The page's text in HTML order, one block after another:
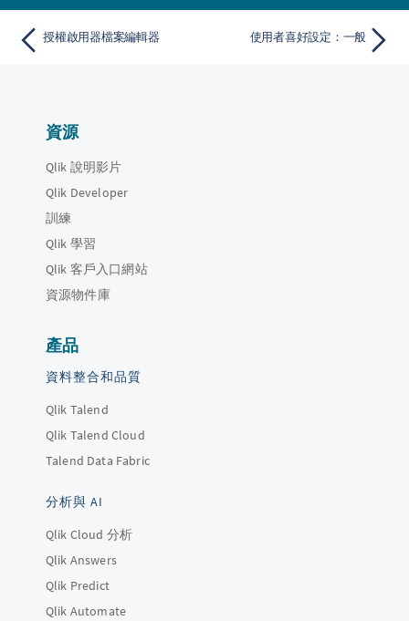
授權啟用器檔案編輯器 使用者喜好設定：一般
資源
Qlik 說明影片
Qlik Developer
訓練
Qlik 學習
Qlik 客戶入口網站
資源物件庫
產品
資料整合和品質
Qlik Talend
Qlik Talend Cloud
Talend Data Fabric
分析與 AI
Qlik Cloud 分析
Qlik Answers
Qlik Predict
Qlik Automate